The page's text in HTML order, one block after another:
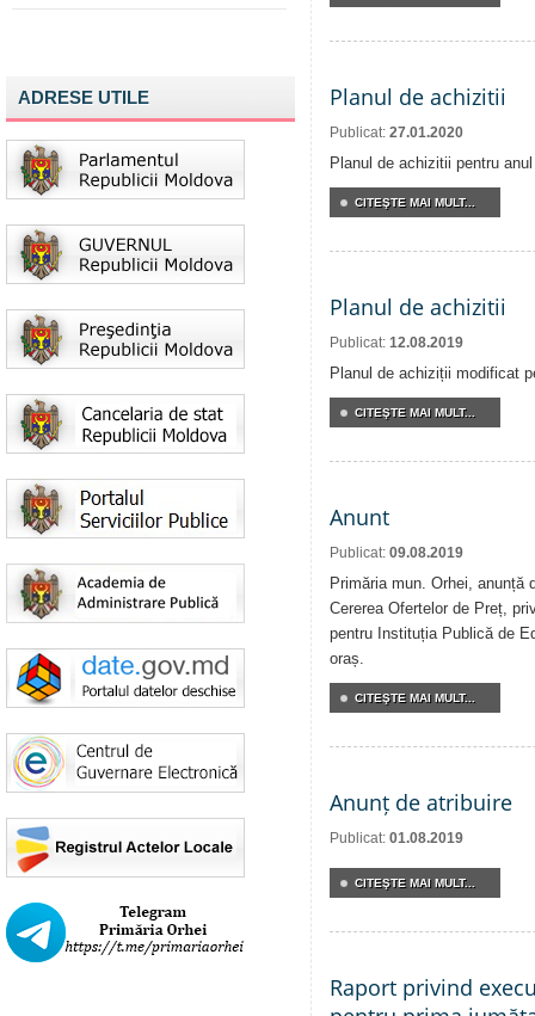
ADRESE UTILE Planul de achizitii
Publicat: 27.01.2020
Planul de achizitii pentru
CITEŞTE MAI MULT...
Planul de achizitii
Publicat: 12.08.2019
Planul de achiziții modificat
CITEŞTE MAI MULT...
Anunt
Publicat: 09.08.2019
Primăria mun. Orhei, anunță
Cererea Ofertelor de Preț,
pentru Instituția Publică de
oraș.
CITEŞTE MAI MULT...
Anunț de atribuire
Publicat: 01.08.2019
CITEŞTE MAI MULT...
Raport privind